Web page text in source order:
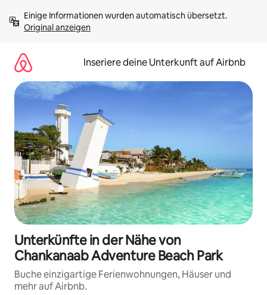
Inhalten
springenOriginal anzeigen
Inseriere deine Unterkunft auf Airbnb
Unterkünfte in der Nähe von
Chankanaab Adventure Beach Park
Buche einzigartige Ferienwohnungen, Häuser und
mehr auf Airbnb.